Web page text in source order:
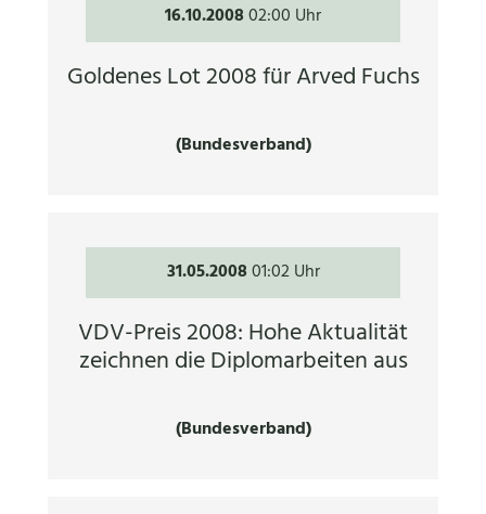
16.10.200802:00 Uhr
Goldenes Lot 2008 für Arved Fuchs
(Bundesverband)
31.05.200801:02 Uhr
VDV-Preis 2008: Hohe Aktualität
zeichnen die Diplomarbeiten aus
(Bundesverband)